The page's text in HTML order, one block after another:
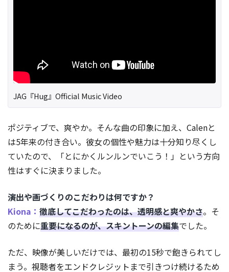
JAG『Hug』Official Music Video
ポジティブで、爽やか。そんな曲の印象に加え、Calenと
は5年来の付き合い。彼女の個性や魅力は十分知り尽くし
ていたので、「とにかくルンルンでいこう！」という方向
性はすぐに決まりました。
――演出や画づくりのこだわりは何ですか？
Kiona： 徹底してこだわったのは、透明感と爽やかさ。そ
のために重要になるのが、スキントーンの編集でした。
ただ、映像が美しいだけでは、最初の15秒で飽きられてし
まう。視聴者をエンドクレジットまで引きつけ続けるため